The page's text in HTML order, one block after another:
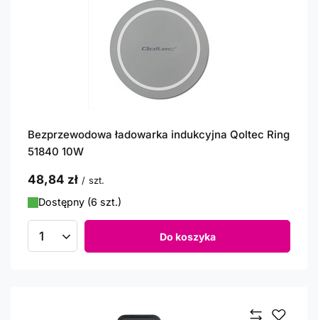
Bezprzewodowa ładowarka indukcyjna Qoltec Ring
51840 10W
48,84 zł / szt.
Dostępny (6 szt.)
Ilość produktów Do koszyka